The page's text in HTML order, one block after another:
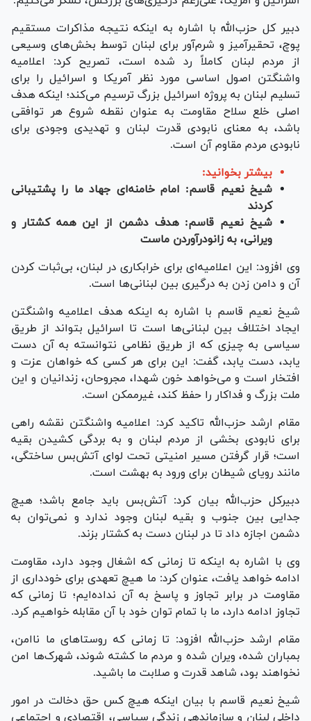
دبیر کل حزب‌الله با اشاره به اینکه نتیجه مذاکرات مستقیم
پوچ، تحقیرآمیز و شرم‌آور برای لبنان توسط بخش‌های وسیعی
از مردم لبنان کاملاً رد شده است، تصریح کرد: اعلامیه
واشنگتن اصول اساسی مورد نظر آمریکا و اسرائیل را برای
تسلیم لبنان به پروژه اسرائیل بزرگ ترسیم می‌کند؛ اینکه هدف
اصلی خلع سلاح مقاومت به عنوان نقطه شروع هر توافقی
باشد، به معنای نابودی قدرت لبنان و تهدیدی وجودی برای
نابودی مردم مقاوم آن است.
بیشتر بخوانید:
شیخ نعیم قاسم: امام خامنه‌ای جهاد ما را پشتیبانی
کردند
شیخ نعیم قاسم: هدف دشمن از این همه کشتار و
ویرانی، به زانودرآوردن ماست
وی افزود: این اعلامیه‌ای برای خرابکاری در لبنان، بی‌ثبات کردن
آن و دامن زدن به درگیری بین لبنانی‌ها است.
شیخ نعیم قاسم با اشاره به اینکه هدف اعلامیه واشنگتن
ایجاد اختلاف بین لبنانی‌ها است تا اسرائیل بتواند از طریق
سیاسی به چیزی که از طریق نظامی نتوانسته به آن دست
یابد، دست یابد، گفت: این برای هر کسی که خواهان عزت و
افتخار است و می‌خواهد خون شهدا، مجروحان، زندانیان و این
ملت بزرگ و فداکار را حفظ کند، غیرممکن است.
مقام ارشد حزب‌الله تاکید کرد: اعلامیه واشنگتن نقشه راهی
برای نابودی بخشی از مردم لبنان و به بردگی کشیدن بقیه
است؛ قرار گرفتن مسیر امنیتی تحت لوای آتش‌بس ساختگی،
مانند رویای شیطان برای ورود به بهشت ​​است.
دبیرکل حزب‌الله بیان کرد: آتش‌بس باید جامع باشد؛ هیچ
جدایی بین جنوب و بقیه لبنان وجود ندارد و نمی‌توان به
دشمن اجازه داد تا در لبنان دست به کشتار بزند.
وی با اشاره به اینکه تا زمانی که اشغال وجود دارد، مقاومت
ادامه خواهد یافت، عنوان کرد: ما هیچ تعهدی برای خودداری از
مقاومت در برابر تجاوز و پاسخ به آن نداده‌ایم؛ تا زمانی که
تجاوز ادامه دارد، ما با تمام توان خود با آن مقابله خواهیم کرد.
مقام ارشد حزب‌الله افزود: تا زمانی که روستا‌های ما ناامن،
بمباران شده، ویران شده و مردم ما کشته شوند، شهرک‌ها امن
نخواهند بود، شاهد قدرت و صلابت ما باشید.
شیخ نعیم قاسم با بیان اینکه هیچ کس حق دخالت در امور
داخلی لبنان و سازماندهی زندگی سیاسی، اقتصادی و اجتماعی